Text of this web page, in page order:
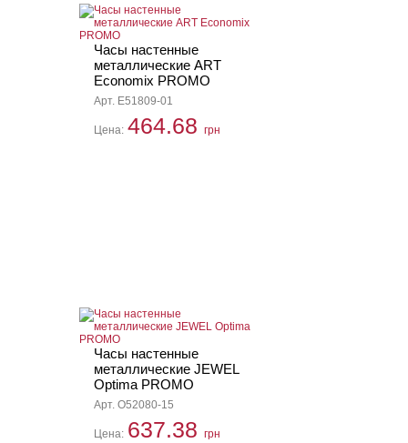
Часы настенные
металлические ART
Economix PROMO
Арт. E51809-01
Цена: 464.68 грн
Часы настенные
металлические JEWEL
Optima PROMO
Арт. O52080-15
Цена: 637.38 грн